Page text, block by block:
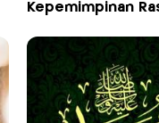
Kepemimpinan